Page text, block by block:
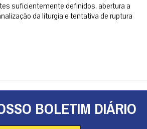
suficientemente definidos, abertura a
da liturgia e tentativa de ruptura
BOLETIM DIÁRIO